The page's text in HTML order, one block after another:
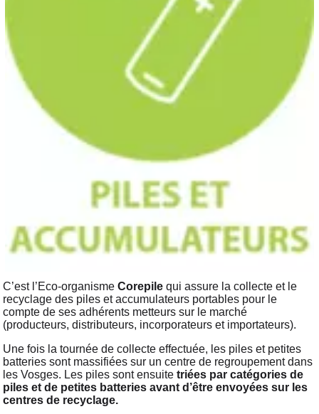
C’est l’Eco-organismeCorepile qui assure la collecte et le
recyclage des piles et accumulateurs portables pour le
compte de ses adhérents metteurs sur le marché
(producteurs, distributeurs, incorporateurs et importateurs).
Une fois la tournée de collecte effectuée, les piles et petites
batteries sont massifiées sur un centre de regroupement dans
les Vosges. Les piles sont ensuite triées par catégories de
piles et de petites batteries avant d’être envoyées sur les
centres de recyclage.